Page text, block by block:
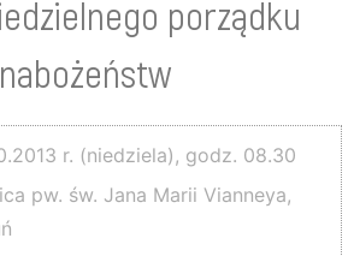
porządku
nabożeństw
r. (niedziela), godz. 08.30
pw. św. Jana Marii Vianneya,